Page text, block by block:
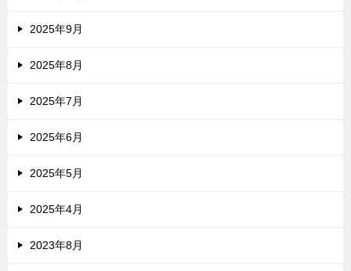
2025年9月
2025年8月
2025年7月
2025年6月
2025年5月
2025年4月
2023年8月